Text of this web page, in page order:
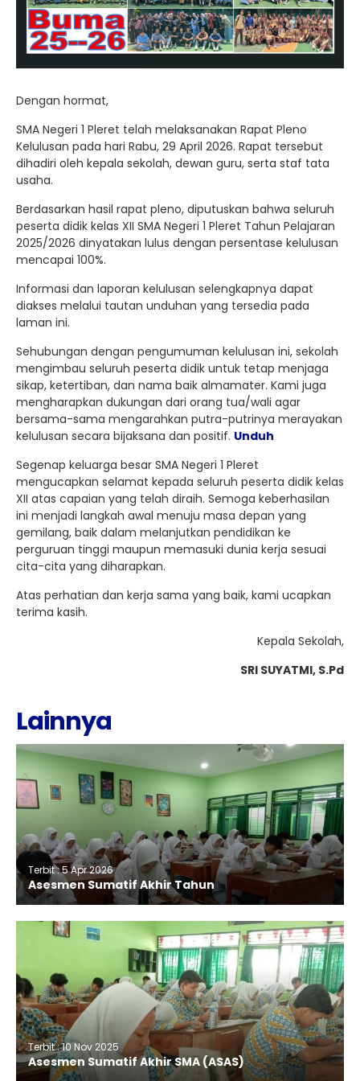
Dengan hormat,
SMA Negeri 1 Pleret telah melaksanakan Rapat Pleno
Kelulusan pada hari Rabu, 29 April 2026. Rapat tersebut
dihadiri oleh kepala sekolah, dewan guru, serta staf tata
usaha.
Berdasarkan hasil rapat pleno, diputuskan bahwa seluruh
peserta didik kelas XII SMA Negeri 1 Pleret Tahun Pelajaran
2025/2026 dinyatakan lulus dengan persentase kelulusan
mencapai 100%.
Informasi dan laporan kelulusan selengkapnya dapat
diakses melalui tautan unduhan yang tersedia pada
laman ini.
Sehubungan dengan pengumuman kelulusan ini, sekolah
mengimbau seluruh peserta didik untuk tetap menjaga
sikap, ketertiban, dan nama baik almamater. Kami juga
mengharapkan dukungan dari orang tua/wali agar
bersama-sama mengarahkan putra-putrinya merayakan
kelulusan secara bijaksana dan positif. Unduh
Segenap keluarga besar SMA Negeri 1 Pleret
mengucapkan selamat kepada seluruh peserta didik kelas
XII atas capaian yang telah diraih. Semoga keberhasilan
ini menjadi langkah awal menuju masa depan yang
gemilang, baik dalam melanjutkan pendidikan ke
perguruan tinggi maupun memasuki dunia kerja sesuai
cita-cita yang diharapkan.
Atas perhatian dan kerja sama yang baik, kami ucapkan
terima kasih.
Kepala Sekolah,
SRI SUYATMI, S.Pd
Lainnya
Terbit : 5 Apr 2026
Asesmen Sumatif Akhir Tahun
Terbit : 10 Nov 2025
Asesmen Sumatif Akhir SMA (ASAS)